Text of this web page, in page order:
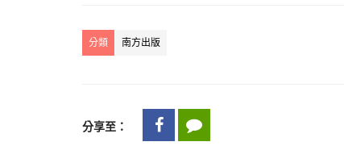
分類 南方出版
分享至：